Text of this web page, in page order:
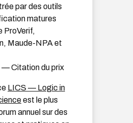
par des outils
matures
ProVerif,
Maude-NPA et
— Citation du prix
LICS — Logic in
est le plus
annuel sur des